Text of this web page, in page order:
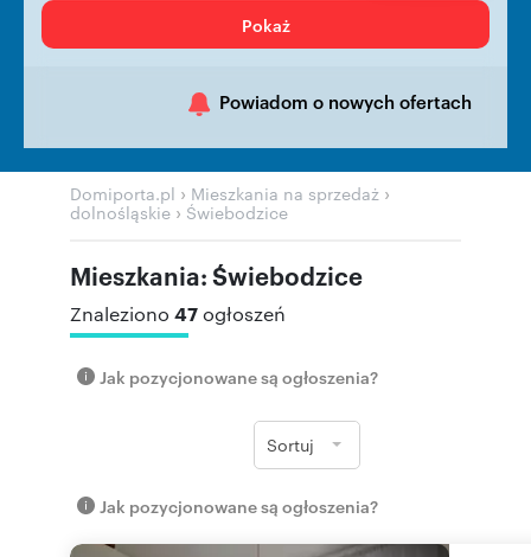
Pokaż
Powiadom o nowych ofertach
Domiporta.pl › Mieszkania na sprzedaż ›
dolnośląskie › Świebodzice
Mieszkania: Świebodzice
Znaleziono 47ogłoszeń
Jak pozycjonowane są ogłoszenia?
Sortuj
Jak pozycjonowane są ogłoszenia?